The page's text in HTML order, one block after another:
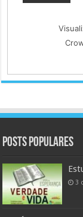
Posts populares
3